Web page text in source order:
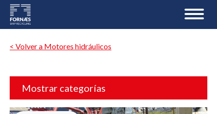
< Volver a Motores hidráulicos
Mostrar categorías